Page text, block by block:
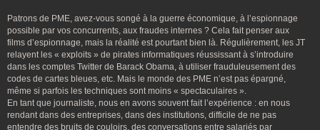
Patrons de PME, avez-vous songé à la guerre économique, à l’espionnage
possible par vos concurrents, aux fraudes internes ? Cela fait penser aux
films d’espionnage, mais la réalité est pourtant bien là. Régulièrement, les JT
relayent les « exploits » de pirates informatiques réussissant à s’introduire
dans les comptes Twitter de Barack Obama, à utiliser frauduleusement des
codes de cartes bleues, etc. Mais le monde des PME n’est pas épargné,
même si parfois les techniques sont moins « spectaculaires ».
En tant que journaliste, nous en avons souvent fait l’expérience : en nous
rendant dans des entreprises, dans des institutions, difficile de ne pas
entendre des bruits de couloirs, des conversations entre salariés par